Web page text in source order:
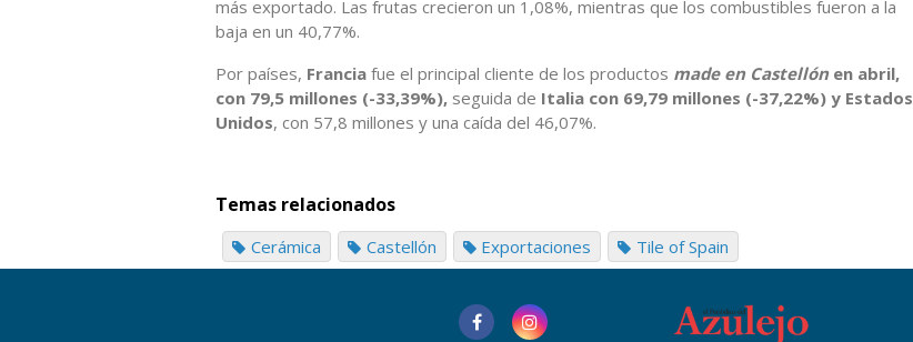
más exportado. Las frutas crecieron un 1,08%, mientras que los combustibles fueron a la
baja en un 40,77%.
Por países, Francia fue el principal cliente de los productos made en Castellón en abril,
con 79,5 millones (-33,39%), seguida de Italia con 69,79 millones (-37,22%) y Estados
Unidos, con 57,8 millones y una caída del 46,07%.
Temas relacionados
Cerámica Castellón Exportaciones Tile of Spain